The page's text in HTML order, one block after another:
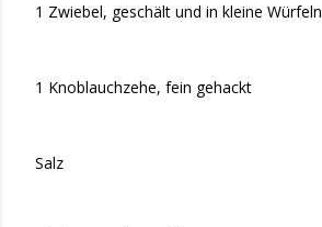
1 Zwiebel, geschält und in kleine
1 Knoblauchzehe, fein gehackt
Salz